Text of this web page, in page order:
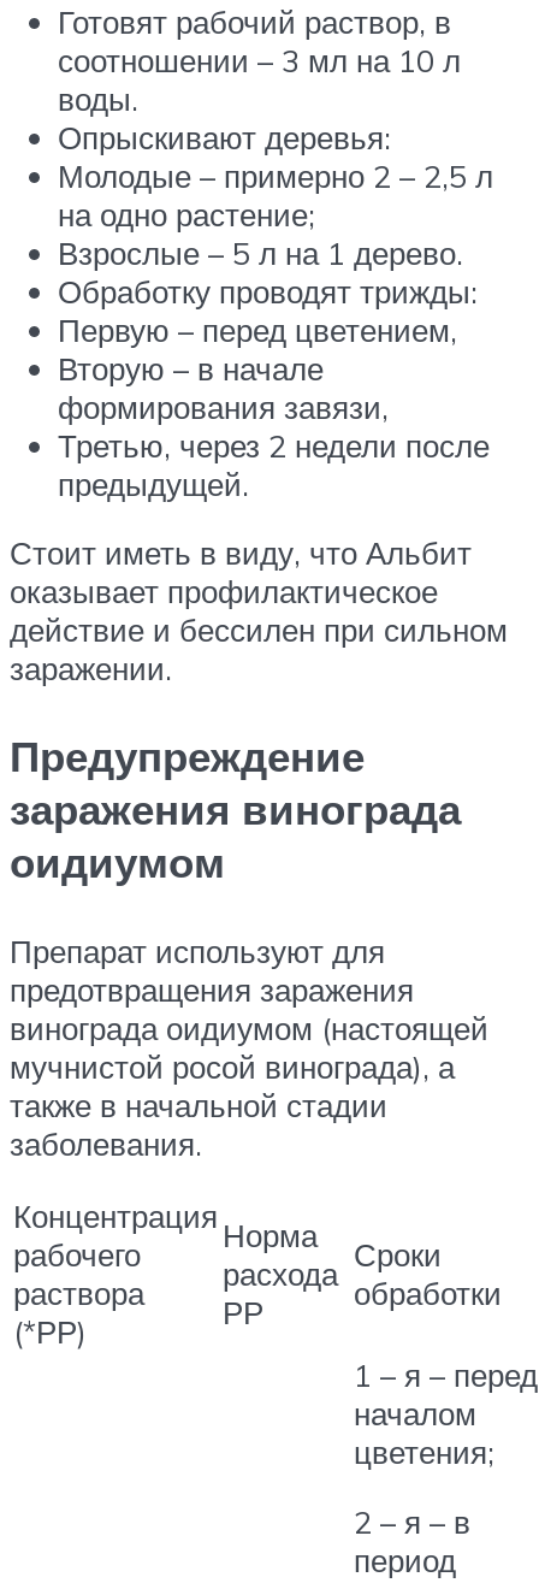
Готовят рабочий раствор, в
соотношении – 3 мл на 10 л
воды.
Опрыскивают деревья:
Молодые – примерно 2 – 2,5 л
на одно растение;
Взрослые – 5 л на 1 дерево.
Обработку проводят трижды:
Первую – перед цветением,
Вторую – в начале
формирования завязи,
Третью, через 2 недели после
предыдущей.
Стоит иметь в виду, что Альбит
оказывает профилактическое
действие и бессилен при сильном
заражении.
Предупреждение
заражения винограда
оидиумом
Препарат используют для
предотвращения заражения
винограда оидиумом (настоящей
мучнистой росой винограда), а
также в начальной стадии
заболевания.
Концентрация
рабочего
раствора
(*РР)
Норма
расхода
РР
Сроки
обработки
1 – я – перед
началом
цветения;
2 – я – в
период